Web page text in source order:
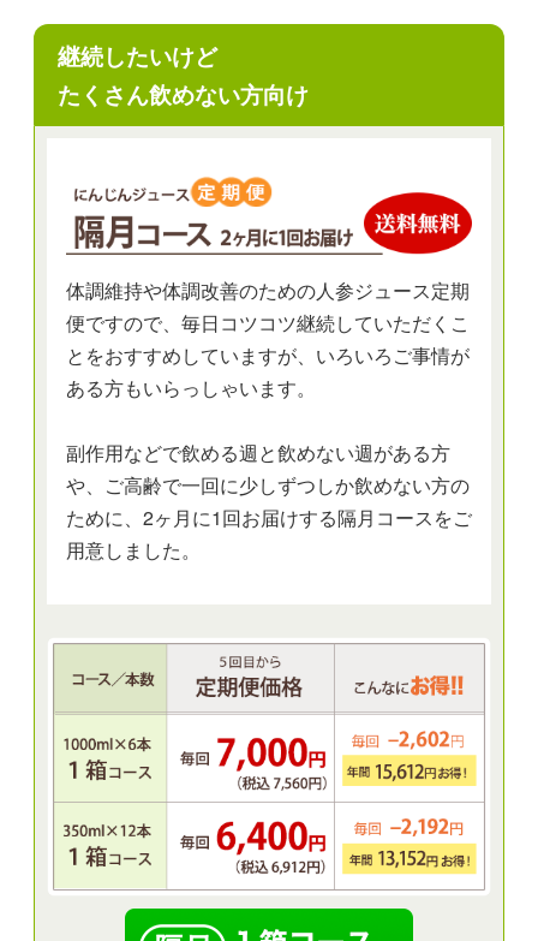
継続したいけど
たくさん飲めない方向け
体調維持や体調改善のための人参ジュース定期
便ですので、毎日コツコツ継続していただくこ
とをおすすめしていますが、いろいろご事情が
ある方もいらっしゃいます。
副作用などで飲める週と飲めない週がある方
や、ご高齢で一回に少しずつしか飲めない方の
ために、2ヶ月に1回お届けする隔月コースをご
用意しました。